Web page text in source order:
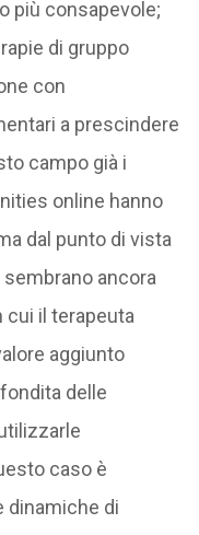
più consapevole;
di gruppo
con
a prescindere
campo già i
online hanno
dal punto di vista
ancora
cui il terapeuta
aggiunto
delle
caso è
dinamiche di